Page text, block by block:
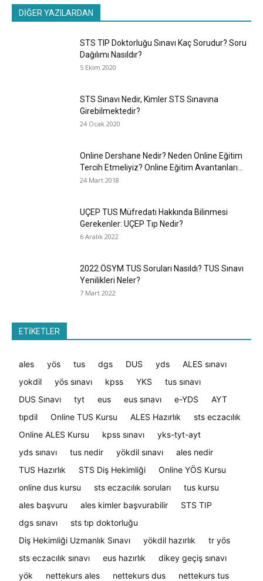
DİĞER YAZILARDAN
STS TIP Doktorluğu Sınavı Kaç Sorudur? Soru
Dağılımı Nasıldır?
5 Ekim 2020
STS Sınavı Nedir, Kimler STS Sınavına
Girebilmektedir?
24 Ocak 2020
Online Dershane Nedir? Neden Online Eğitim
Tercih Etmeliyiz? Online Eğitim Avantanları...
24 Mart 2018
UÇEP TUS Müfredatı Hakkında Bilinmesi
Gerekenler: UÇEP Tıp Nedir?
6 Aralık 2022
2022 ÖSYM TUS Soruları Nasıldı? TUS Sınavı
Yenilikleri Neler?
7 Mart 2022
ETİKETLER
ales yös tus dgs DUS yds
ALES sınavı
yokdil
yös sınavı kpss YKS
tus sınavı
DUS Sınavı
tyt eus eus sınavı e-YDS
AYT
tıpdil
Online TUS Kursu ALES Hazırlık
sts eczacılık
Online ALES Kursu
kpss sınavı
yks-tyt-ayt
yds sınavı
tus nedir yökdil sınavı
ales nedir
TUS Hazırlık
STS Diş Hekimliği
Online YÖS Kursu
online dus kursu
sts eczacılık soruları
tus kursu
ales başvuru
ales kimler başvurabilir
STS TIP
dgs sınavı
sts tıp doktorluğu
Diş Hekimliği Uzmanlık Sınavı
yökdil hazırlık
tr yös
sts eczacılık sınavı
eus hazırlık
dikey geçiş sınavı
yök
nettekurs ales nettekurs dus
nettekurs tus